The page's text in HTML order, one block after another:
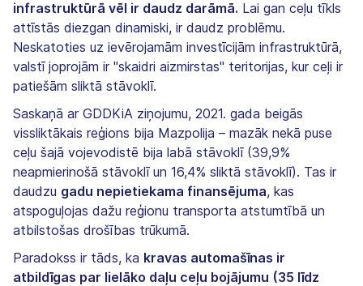
infrastruktūrā vēl ir daudz darāmā. Lai gan ceļu tīkls
attīstās diezgan dinamiski, ir daudz problēmu.
Neskatoties uz ievērojamām investīcijām infrastruktūrā,
valstī joprojām ir "skaidri aizmirstas" teritorijas, kur ceļi ir
patiešām sliktā stāvoklī.
Saskaņā ar GDDKiA ziņojumu, 2021. gada beigās
vissliktākais reģions bija Mazpolija – mazāk nekā puse
ceļu šajā vojevodistē bija labā stāvoklī (39,9%
neapmierinošā stāvoklī un 16,4% sliktā stāvoklī). Tas ir
daudzu gadu nepietiekama finansējuma, kas
atspoguļojas dažu reģionu transporta atstumtībā un
atbilstošas drošības trūkumā.
Paradokss ir tāds, ka kravas automašīnas ir
atbildīgas par lielāko daļu ceļu bojājumu (35 līdz